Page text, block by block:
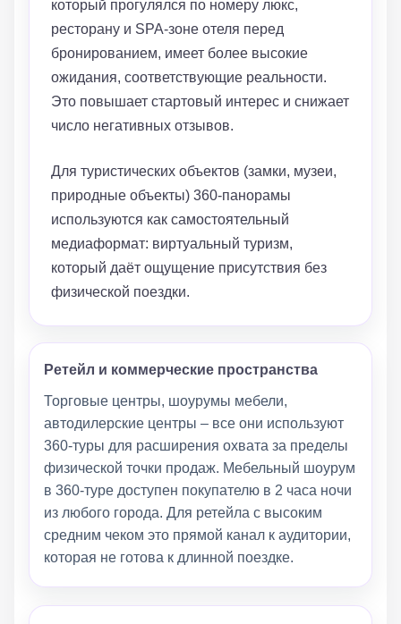
который прогулялся по номеру люкс,
ресторану и SPA-зоне отеля перед
бронированием, имеет более высокие
ожидания, соответствующие реальности.
Это повышает стартовый интерес и снижает
число негативных отзывов.
Для туристических объектов (замки, музеи,
природные объекты) 360-панорамы
используются как самостоятельный
медиаформат: виртуальный туризм,
который даёт ощущение присутствия без
физической поездки.
Ретейл и коммерческие пространства
Торговые центры, шоурумы мебели,
автодилерские центры – все они используют
360-туры для расширения охвата за пределы
физической точки продаж. Мебельный шоурум
в 360-туре доступен покупателю в 2 часа ночи
из любого города. Для ретейла с высоким
средним чеком это прямой канал к аудитории,
которая не готова к длинной поездке.